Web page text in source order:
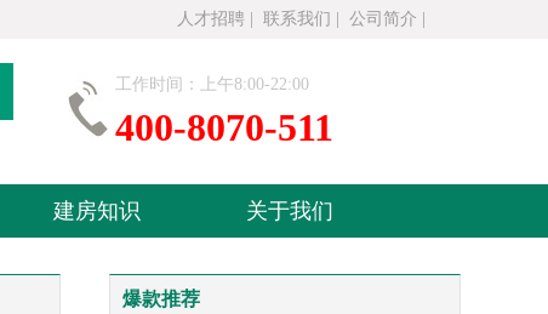
人才招聘 联系我们 公司简介
工作时间：上午8:00-22:00
400-8070-511
建房知识 关于我们
爆款推荐